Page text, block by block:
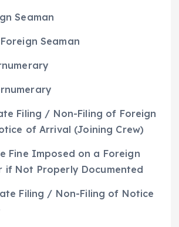
Seaman
Seaman
Filing / Non-Filing of Foreign
of Arrival (Joining Crew)
Fine Imposed on a Foreign
if Not Properly Documented
Filing / Non-Filing of Notice